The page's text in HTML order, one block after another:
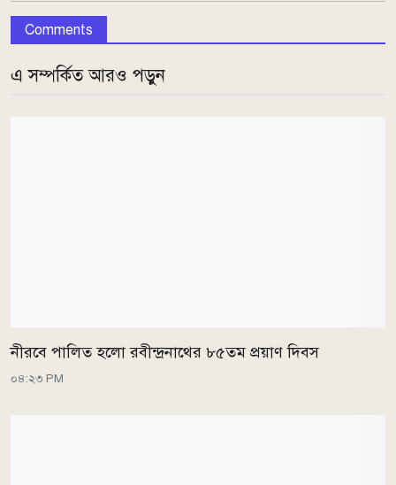
Comments
এ সম্পর্কিত আরও পড়ুন
নীরবে পালিত হলো রবীন্দ্রনাথের ৮৫তম প্রয়াণ দিবস
০৪:২৩ PM